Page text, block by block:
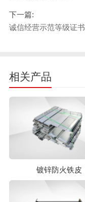
下一篇:
诚信经营示范等级证书
相关产品
镀锌防火铁皮